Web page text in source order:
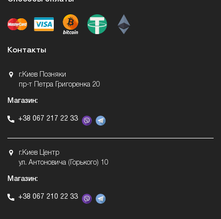
Контакты
г.Киев Позняки
пр-т Петра Григоренка 20
Магазин:
+38 067 217 22 33
г.Киев Центр
ул. Антоновича (Горького) 10
Магазин:
+38 067 210 22 33